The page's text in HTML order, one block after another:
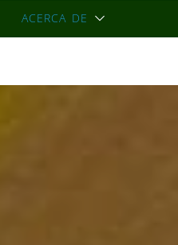
ACERCA DE